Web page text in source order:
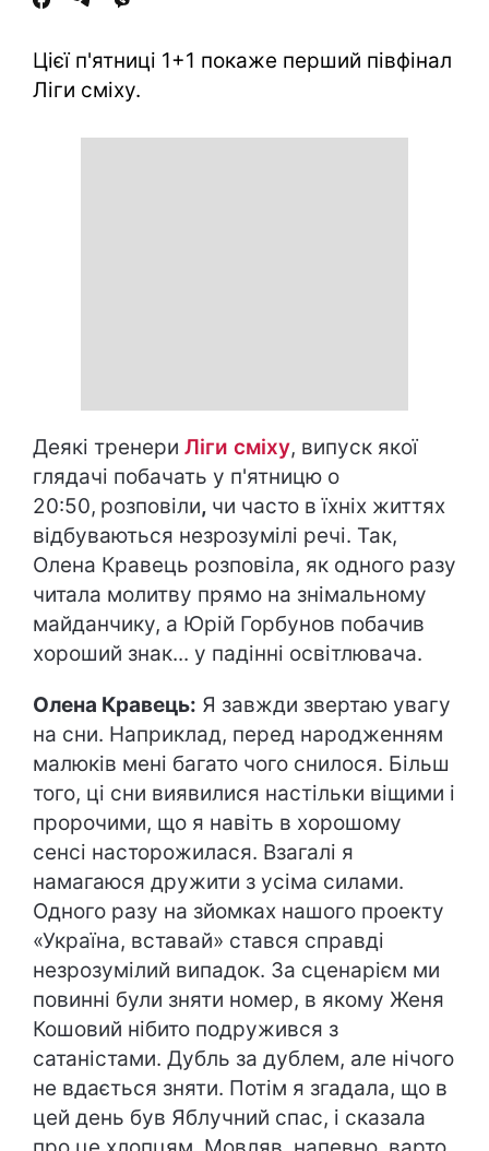
Цієї п'ятниці 1+1 покаже перший півфінал
Ліги сміху.
Деякі тренери Ліги сміху, випуск якої
глядачі побачать у п'ятницю о
20:50, розповіли, чи часто в їхніх життях
відбуваються незрозумілі речі. Так,
Олена Кравець розповіла, як одного разу
читала молитву прямо на знімальному
майданчику, а Юрій Горбунов побачив
хороший знак... у падінні освітлювача.
Олена Кравець: Я завжди звертаю увагу
на сни. Наприклад, перед народженням
малюків мені багато чого снилося. Більш
того, ці сни виявилися настільки віщими і
пророчими, що я навіть в хорошому
сенсі насторожилася. Взагалі я
намагаюся дружити з усіма силами.
Одного разу на зйомках нашого проекту
«Україна, вставай» стався справді
незрозумілий випадок. За сценарієм ми
повинні були зняти номер, в якому Женя
Кошовий нібито подружився з
сатаністами. Дубль за дублем, але нічого
не вдається зняти. Потім я згадала, що в
цей день був Яблучний спас, і сказала